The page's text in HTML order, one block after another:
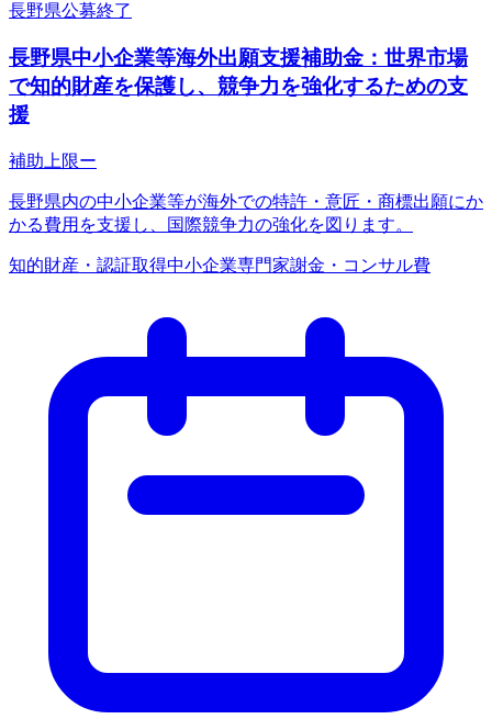
長野県公募終了
長野県中小企業等海外出願支援補助金：世界市場
で知的財産を保護し、競争力を強化するための支
援
補助上限ー
長野県内の中小企業等が海外での特許・意匠・商標出願にか
かる費用を支援し、国際競争力の強化を図ります。
知的財産・認証取得中小企業専門家謝金・コンサル費